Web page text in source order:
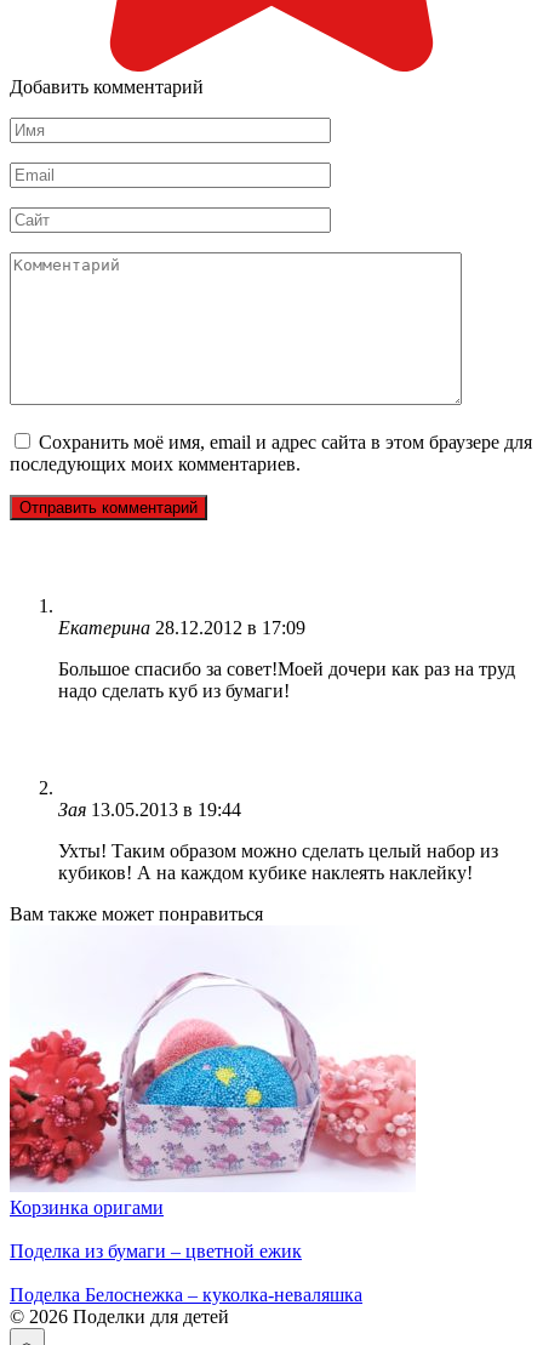
Добавить комментарий
Имя
*
Email
*
Сайт
Комментарий
Сохранить моё имя, email и адрес сайта в этом браузере для
последующих моих комментариев.
Екатерина 28.12.2012 в 17:09
Большое спасибо за совет!Моей дочери как раз на труд
надо сделать куб из бумаги!
Зая 13.05.2013 в 19:44
Ухты! Таким образом можно сделать целый набор из
кубиков! А на каждом кубике наклеять наклейку!
Вам также может понравиться
Корзинка оригами
Поделка из бумаги – цветной ежик
Поделка Белоснежка – куколка-неваляшка
© 2026 Поделки для детей